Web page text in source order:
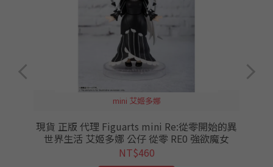
mini 艾姬多娜
現貨 正版 代理 Figuarts mini Re:從零開始的異
世界生活 艾姬多娜 公仔 從零 RE0 強欲魔女
NT$460